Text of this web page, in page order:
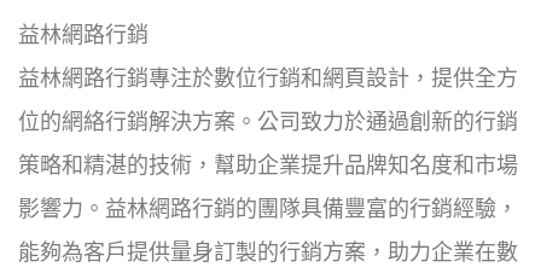
益林網路行銷
益林網路行銷專注於數位行銷和網頁設計，提供全方
位的網絡行銷解決方案。公司致力於通過創新的行銷
策略和精湛的技術，幫助企業提升品牌知名度和市場
影響力。益林網路行銷的團隊具備豐富的行銷經驗，
能夠為客戶提供量身訂製的行銷方案，助力企業在數